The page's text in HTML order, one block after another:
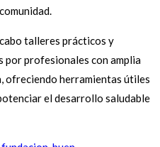
talleres prácticos y
por profesionales con amplia
ofreciendo herramientas útiles
el desarrollo saludable